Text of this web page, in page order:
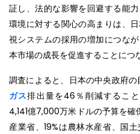
証し、法的な影響を回避する能
環境に対する関心の高まりは、
視システムの採用の増加につな
本市場の成長を促進することにつ
調査によると、日本の中央政府
ガス排出量を46％削減するこ
4,141億7,000万米ドルの予算を確
産業省、19%は農林水産省、国